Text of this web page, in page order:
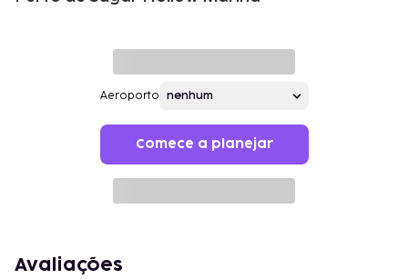
Aeroporto
Comece a planejar
Avaliações